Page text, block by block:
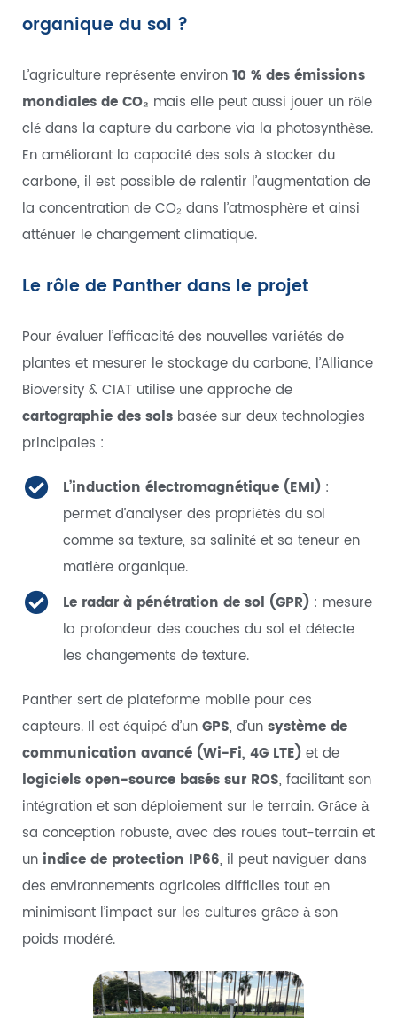
organique du sol ?
L’agriculture représente environ 10 % des émissions
mondiales de CO₂ mais elle peut aussi jouer un rôle
clé dans la capture du carbone via la photosynthèse.
En améliorant la capacité des sols à stocker du
carbone, il est possible de ralentir l’augmentation de
la concentration de CO₂ dans l’atmosphère et ainsi
atténuer le changement climatique.
Le rôle de Panther dans le projet
Pour évaluer l’efficacité des nouvelles variétés de
plantes et mesurer le stockage du carbone, l’Alliance
Bioversity & CIAT utilise une approche de
cartographie des sols basée sur deux technologies
principales :
L’induction électromagnétique (EMI):
permet d’analyser des propriétés du sol
comme sa texture, sa salinité et sa teneur en
matière organique.
Le radar à pénétration de sol (GPR): mesure
la profondeur des couches du sol et détecte
les changements de texture.
Panther sert de plateforme mobile pour ces
capteurs. Il est équipé d’un GPS, d’un système de
communication avancé (Wi-Fi, 4G LTE) et de
logiciels open-source basés sur ROS, facilitant son
intégration et son déploiement sur le terrain. Grâce à
sa conception robuste, avec des roues tout-terrain et
un indice de protection IP66, il peut naviguer dans
des environnements agricoles difficiles tout en
minimisant l’impact sur les cultures grâce à son
poids modéré.